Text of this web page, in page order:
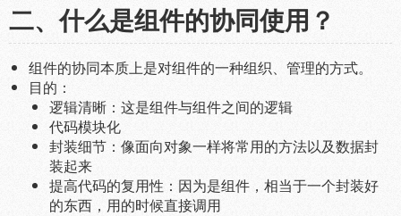
二、什么是组件的协同使用？
组件的协同本质上是对组件的一种组织、管理的方式。
目的：
逻辑清晰：这是组件与组件之间的逻辑
代码模块化
封装细节：像面向对象一样将常用的方法以及数据封
装起来
提高代码的复用性：因为是组件，相当于一个封装好
的东西，用的时候直接调用